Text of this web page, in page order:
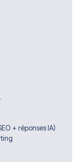
+ réponses IA)